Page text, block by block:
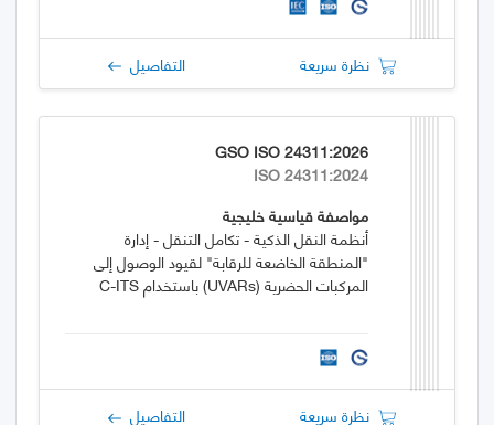
نظرة سريعة التفاصيل
GSO ISO 24311:2026
ISO 24311:2024
مواصفة قياسية خليجية
أنظمة النقل الذكية - تكامل التنقل - إدارة
"المنطقة الخاضعة للرقابة" لقيود الوصول إلى
المركبات الحضرية (UVARs) باستخدام C-ITS
نظرة سريعة التفاصيل